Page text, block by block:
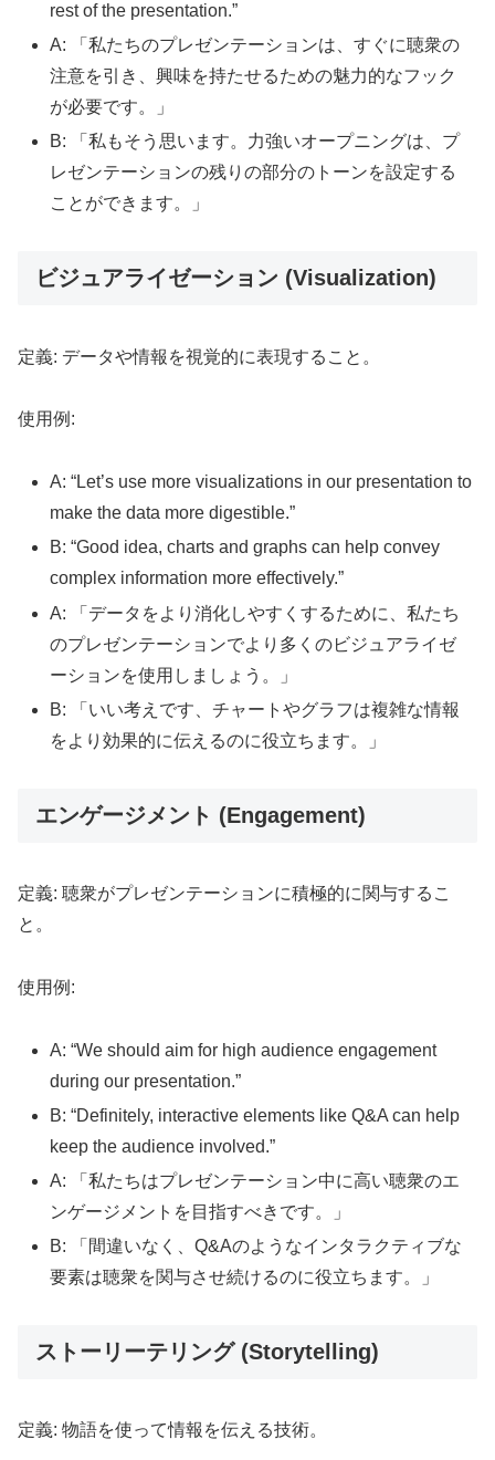
rest of the presentation.”
A: 「私たちのプレゼンテーションは、すぐに聴衆の
注意を引き、興味を持たせるための魅力的なフック
が必要です。」
B: 「私もそう思います。力強いオープニングは、プ
レゼンテーションの残りの部分のトーンを設定する
ことができます。」
ビジュアライゼーション (Visualization)
定義: データや情報を視覚的に表現すること。
使用例:
A: “Let’s use more visualizations in our presentation to
make the data more digestible.”
B: “Good idea, charts and graphs can help convey
complex information more effectively.”
A: 「データをより消化しやすくするために、私たち
のプレゼンテーションでより多くのビジュアライゼ
ーションを使用しましょう。」
B: 「いい考えです、チャートやグラフは複雑な情報
をより効果的に伝えるのに役立ちます。」
エンゲージメント (Engagement)
定義: 聴衆がプレゼンテーションに積極的に関与するこ
と。
使用例:
A: “We should aim for high audience engagement
during our presentation.”
B: “Definitely, interactive elements like Q&A can help
keep the audience involved.”
A: 「私たちはプレゼンテーション中に高い聴衆のエ
ンゲージメントを目指すべきです。」
B: 「間違いなく、Q&Aのようなインタラクティブな
要素は聴衆を関与させ続けるのに役立ちます。」
ストーリーテリング (Storytelling)
定義: 物語を使って情報を伝える技術。